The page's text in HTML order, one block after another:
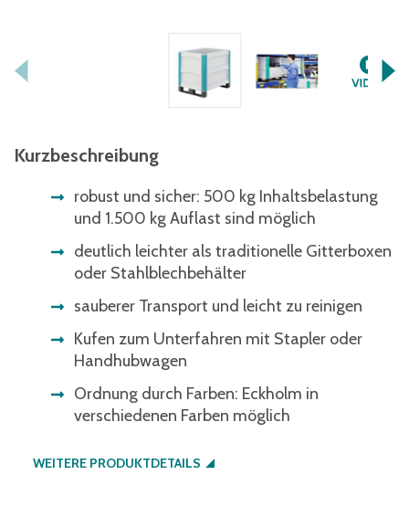
Kurzbeschreibung
robust und sicher: 500 kg Inhaltsbelastung
und 1.500 kg Auflast sind möglich
deutlich leichter als traditionelle Gitterboxen
oder Stahlblechbehälter
sauberer Transport und leicht zu reinigen
Kufen zum Unterfahren mit Stapler oder
Handhubwagen
Ordnung durch Farben: Eckholm in
verschiedenen Farben möglich
WEITERE PRODUKTDETAILS